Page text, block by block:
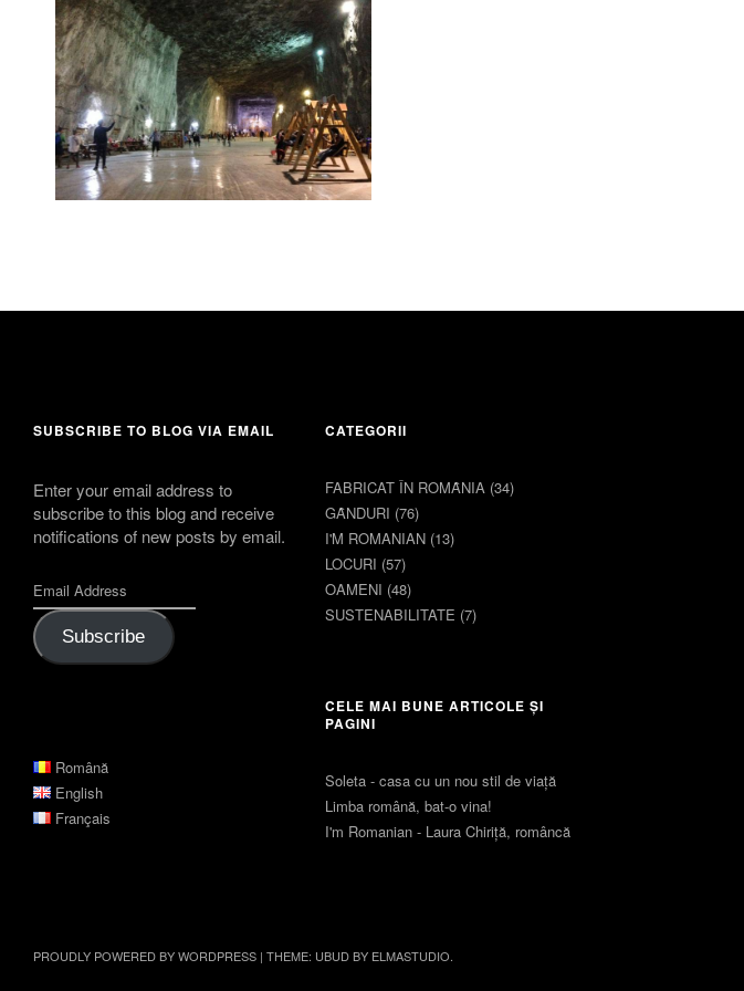
20 septembrie 2016 comment 1
SUBSCRIBE TO BLOG VIA EMAIL
Enter your email address to
subscribe to this blog and receive
notifications of new posts by email.
Subscribe
Română
English
Français
CATEGORII
FABRICAT ÎN ROMȂNIA(34)
GȂNDURI (76)
I'M ROMANIAN(13)
LOCURI (57)
OAMENI (48)
SUSTENABILITATE (7)
CELE MAI BUNE ARTICOLE ȘI
PAGINI
Soleta - casa cu un nou stil de viaţă
Limba română, bat-o vina!
I'm Romanian - Laura Chiriță, româncă
PROUDLY POWERED BY WORDPRESS | THEME: UBUD BY ELMASTUDIO